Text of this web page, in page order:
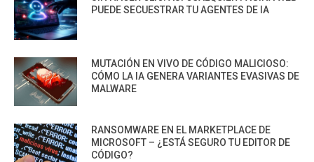
PUEDE SECUESTRAR TU AGENTES DE IA
MUTACIÓN EN VIVO DE CÓDIGO MALICIOSO:
CÓMO LA IA GENERA VARIANTES EVASIVAS DE
MALWARE
RANSOMWARE EN EL MARKETPLACE DE
MICROSOFT – ¿ESTÁ SEGURO TU EDITOR DE
CÓDIGO?